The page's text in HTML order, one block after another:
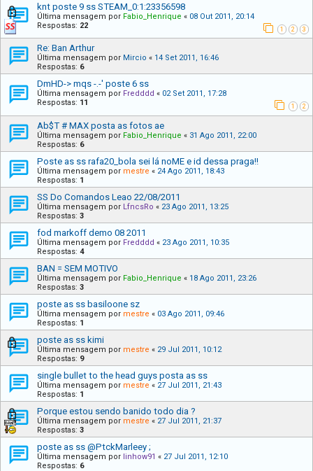
knt poste 9 ss STEAM_0:1:23356598
Última mensagem por Fabio_Henrique « 08 Out 2011, 20:14
Respostas: 22 1 2 3
Re: Ban Arthur
Última mensagem por Mircio « 14 Set 2011, 16:46
Respostas: 6
DmHD-> mqs -.-' poste 6 ss
Última mensagem por Fredddd « 02 Set 2011, 17:28
Respostas: 11 1 2
Ab$T # MAX posta as fotos ae
Última mensagem por Fabio_Henrique « 31 Ago 2011, 22:00
Respostas: 6
Poste as ss rafa20_bola sei lá noME e id dessa praga!!
Última mensagem por mestre « 24 Ago 2011, 18:43
Respostas: 1
SS Do Comandos Leao 22/08/2011
Última mensagem por LfncsRo « 23 Ago 2011, 13:25
Respostas: 3
fod markoff demo 08 2011
Última mensagem por Fredddd « 23 Ago 2011, 10:35
Respostas: 4
BAN = SEM MOTIVO
Última mensagem por Fabio_Henrique « 18 Ago 2011, 23:26
Respostas: 3
poste as ss basiloone sz
Última mensagem por mestre « 03 Ago 2011, 09:46
Respostas: 1
poste as ss kimi
Última mensagem por mestre « 29 Jul 2011, 10:12
Respostas: 9
single bullet to the head guys posta as ss
Última mensagem por mestre « 27 Jul 2011, 21:43
Respostas: 1
Porque estou sendo banido todo dia ?
Última mensagem por mestre « 27 Jul 2011, 21:37
Respostas: 3
poste as ss @PtckMarleey ;
Última mensagem por linhow91 « 27 Jul 2011, 12:10
Respostas: 6